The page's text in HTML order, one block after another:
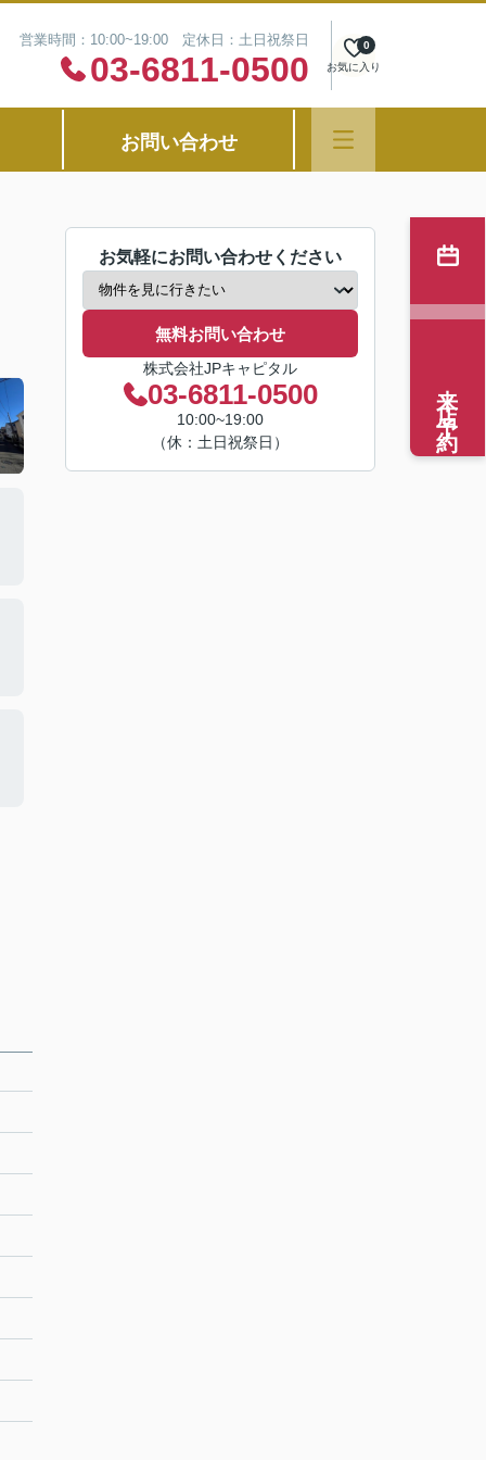
営業時間：10:00~19:00 定休日：土日祝祭日
03-6811-0500 お気に入り
0
お問い合わせ
お気軽にお問い合わせください
無料お問い合わせ
株式会社JPキャピタル
03-6811-0500
10:00~19:00
（休：土日祝祭日）
来店予約